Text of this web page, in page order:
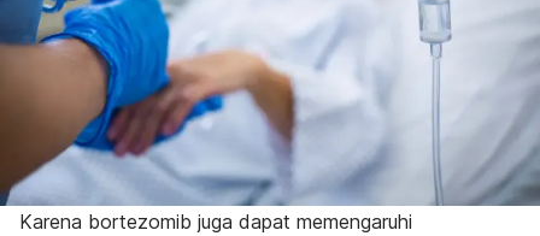
Karena bortezomib juga dapat memengaruhi